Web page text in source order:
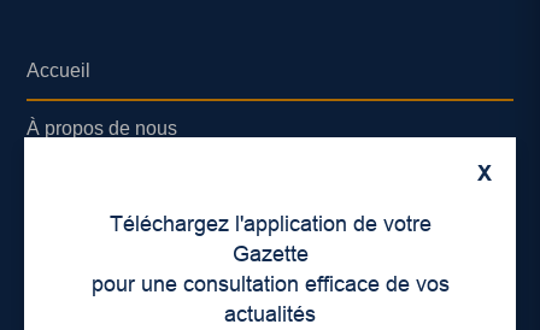
X
Téléchargez l'application de votre
Gazette
pour une consultation efficace de vos
actualités
Accueil
À propos de nous
Lieux de distribution